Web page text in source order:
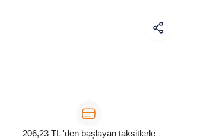
206,23 TL 'den başlayan taksitlerle